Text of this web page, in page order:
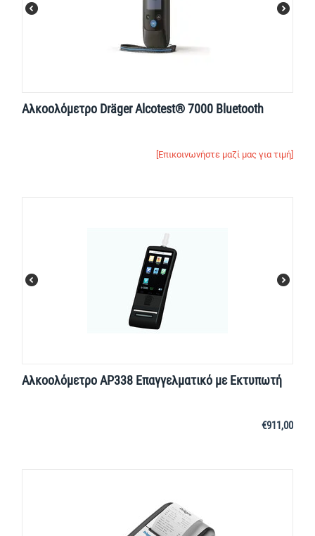
Αλκοολόμετρο Dräger Alcotest® 7000 Bluetooth
[Επικοινωνήστε μαζί μας για τιμή]
Αλκοολόμετρο AP338 Επαγγελματικό με Εκτυπωτή
€911,00